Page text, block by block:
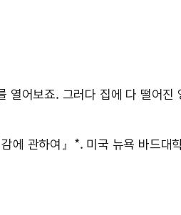
어보죠. 그러다 집에 다 떨어진
에 관하여』*. 미국 뉴욕 바드대